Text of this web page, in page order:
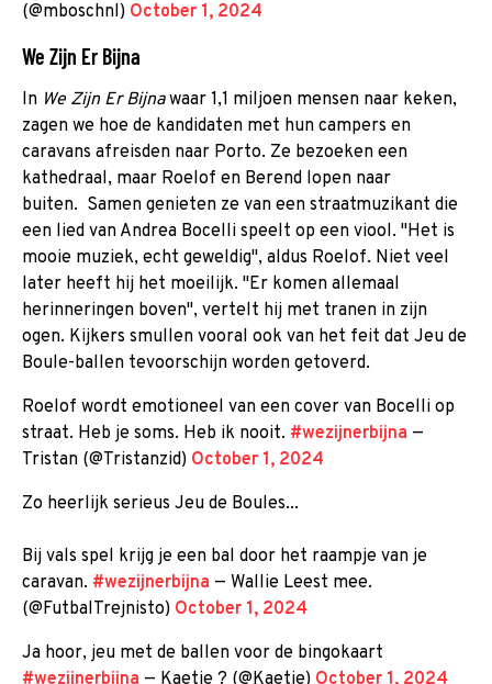
(@mboschnl) October 1, 2024
We Zijn Er Bijna
In We Zijn Er Bijnawaar 1,1 miljoen mensen naar keken,
zagen we hoe de kandidaten met hun campers en
caravans afreisden naar Porto. Ze bezoeken een
kathedraal, maar Roelof en Berend lopen naar
buiten. Samen genieten ze van een straatmuzikant die
een lied van Andrea Bocelli speelt op een viool. "Het is
mooie muziek, echt geweldig", aldus Roelof. Niet veel
later heeft hij het moeilijk. "Er komen allemaal
herinneringen boven", vertelt hij met tranen in zijn
ogen. Kijkers smullen vooral ook van het feit dat Jeu de
Boule-ballen tevoorschijn worden getoverd.
Roelof wordt emotioneel van een cover van Bocelli op
straat. Heb je soms. Heb ik nooit. #wezijnerbijna —
Tristan (@Tristanzid) October 1, 2024
Zo heerlijk serieus Jeu de Boules...
Bij vals spel krijg je een bal door het raampje van je
caravan. #wezijnerbijna — Wallie Leest mee.
(@FutbalTrejnisto) October 1, 2024
Ja hoor, jeu met de ballen voor de bingokaart